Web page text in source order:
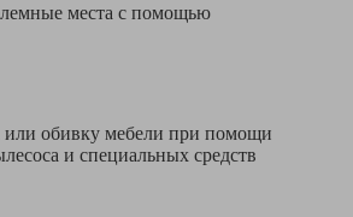
места с помощью
или обивку мебели при помощи
и специальных средств